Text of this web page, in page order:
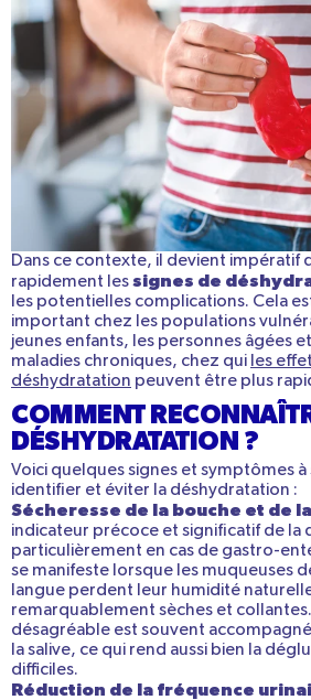
Dans ce contexte, il devient impératif
rapidement lessignes de
les potentielles complications. Cela
important chez les populations
jeunes enfants, les personnes âgées
maladies chroniques, chez qui les
déshydratation peuvent être plus
COMMENT
DÉSHYDRATATION ?
Voici quelques signes et symptômes
identifier et éviter la déshydratation :
Sécheresse de la bouche et de
indicateur précoce et significatif de la
particulièrement en cas de gastro-
se manifeste lorsque les muqueuses
langue perdent leur humidité
remarquablement sèches et
désagréable est souvent
la salive, ce qui rend aussi bien la
difficiles.
Réduction de la fréquence